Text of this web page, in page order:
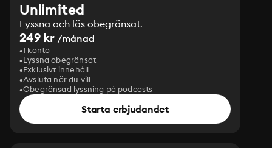
Unlimited
Lyssna och läs obegränsat.
249 kr /månad
1 konto
Lyssna obegränsat
Exklusivt innehåll
Avsluta när du vill
Obegränsad lyssning på podcasts
Starta erbjudandet